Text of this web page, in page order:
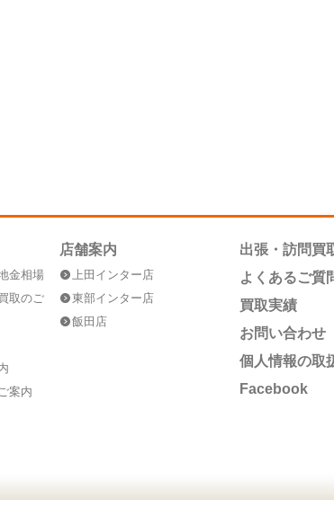
金相場
取のご
案内
店舗案内
上田インター店
東部インター店
飯田店
出張・訪問買
よくあるご質
買取実績
お問い合わせ
個人情報の取
Facebook